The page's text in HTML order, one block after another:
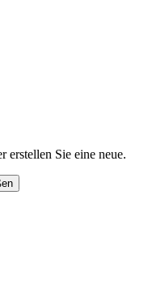
erstellen Sie eine neue.